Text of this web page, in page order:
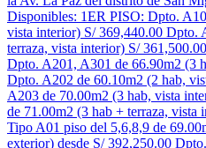
Disponibles: 1ER PISO: Dpto.
vista interior) S/ 369,440.00 Dpto.
terraza, vista interior) S/
Dpto. A201, A301 de 66.90m2 (3
Dpto. A202 de 60.10m2 (2 hab,
A203 de 70.00m2 (3 hab, vista
de 71.00m2 (3 hab + terraza, vista
Tipo A01 piso del 5,6,8,9 de
exterior) desde S/ 392,250.00